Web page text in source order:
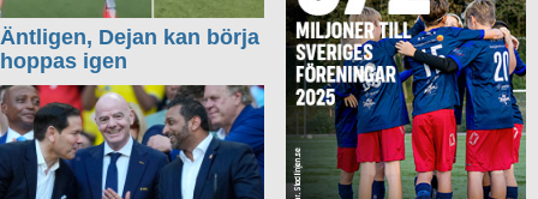
Äntligen, Dejan kan börja
hoppas igen